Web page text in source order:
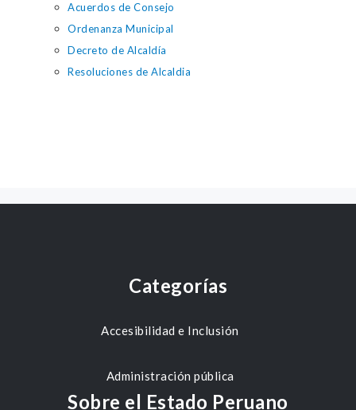
Acuerdos de Consejo
Ordenanza Municipal
Decreto de Alcaldía
Resoluciones de Alcaldia
Categorías
Accesibilidad e Inclusión
Administración pública
Sobre el Estado Peruano